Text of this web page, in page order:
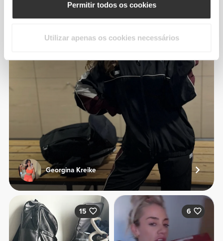
Permitir todos os cookies
Utilizar apenas os cookies necessários
Georgina Kreike
15 6